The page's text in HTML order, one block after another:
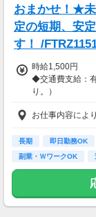
おまかせ！★
定の短期、安
す！ /
時給1,500円
◆交通費支給：
り。）
お仕事の内容・
お仕事内容によ
長期 即日勤務OK
副業・ＷワークOK